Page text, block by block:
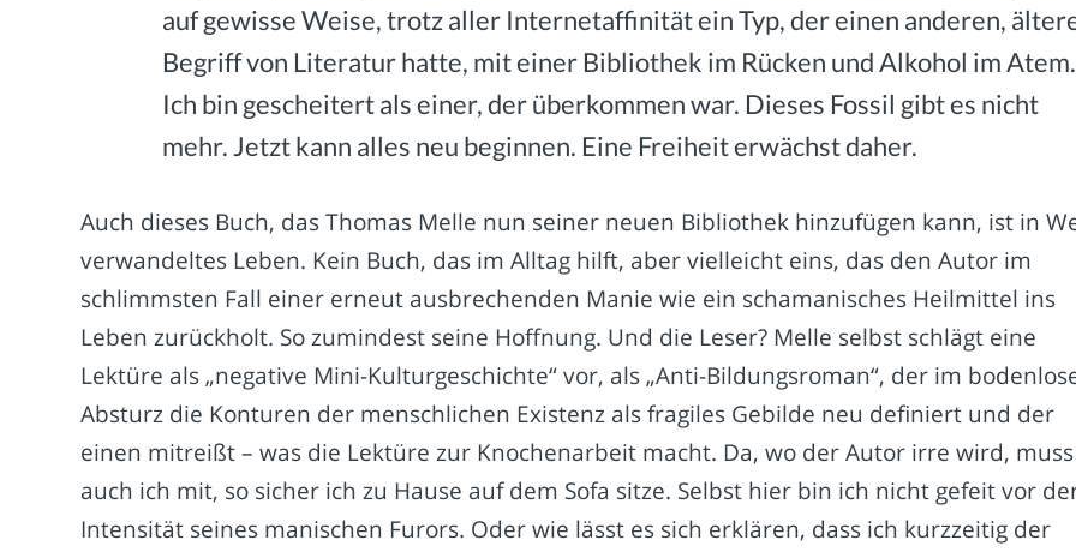
auf gewisse Weise, trotz aller Internetaffinität ein Typ, der einen anderen,
Begriff von Literatur hatte, mit einer Bibliothek im Rücken und Alkohol im Atem.
Ich bin gescheitert als einer, der überkommen war. Dieses Fossil gibt es nicht
mehr. Jetzt kann alles neu beginnen. Eine Freiheit erwächst daher.
Auch dieses Buch, das Thomas Melle nun seiner neuen Bibliothek hinzufügen kann, ist in
verwandeltes Leben. Kein Buch, das im Alltag hilft, aber vielleicht eins, das den Autor im
schlimmsten Fall einer erneut ausbrechenden Manie wie ein schamanisches Heilmittel ins
Leben zurückholt. So zumindest seine Hoffnung. Und die Leser? Melle selbst schlägt eine
Lektüre als „negative Mini-Kulturgeschichte“ vor, als „Anti-Bildungsroman“, der im
Absturz die Konturen der menschlichen Existenz als fragiles Gebilde neu definiert und der
einen mitreißt – was die Lektüre zur Knochenarbeit macht. Da, wo der Autor irre wird, muss
auch ich mit, so sicher ich zu Hause auf dem Sofa sitze. Selbst hier bin ich nicht gefeit vor
Intensität seines manischen Furors. Oder wie lässt es sich erklären, dass ich kurzzeitig der